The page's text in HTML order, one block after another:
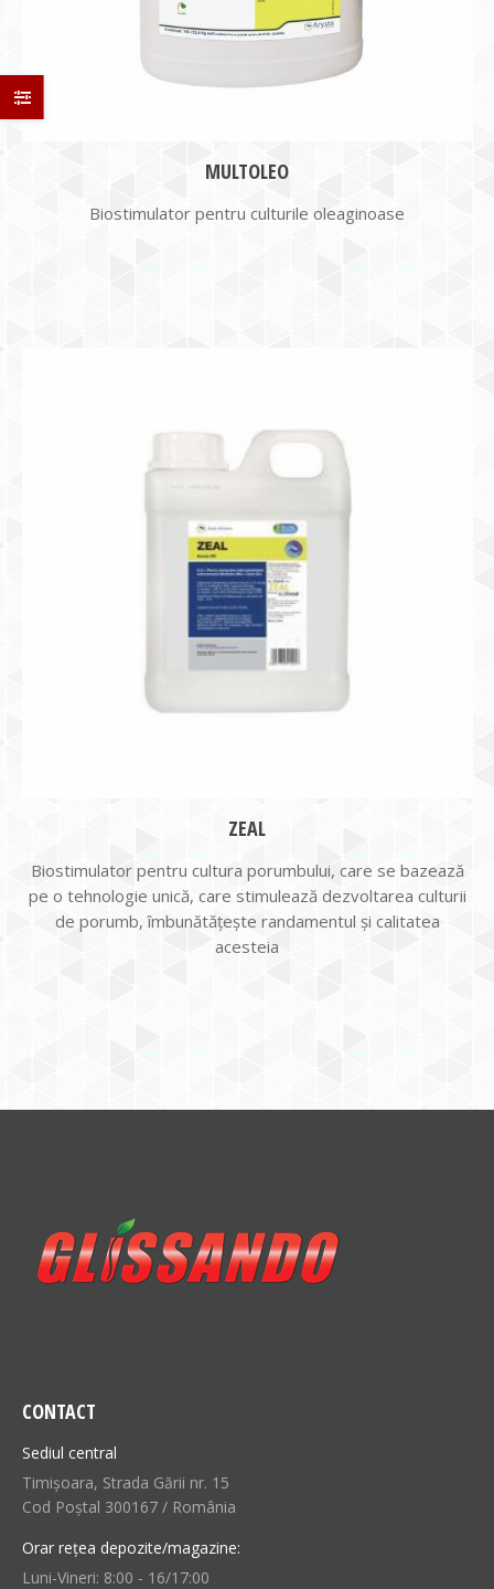
MULTOLEO
Biostimulator pentru culturile oleaginoase
ZEAL
Biostimulator pentru cultura porumbului, care se bazează
pe o tehnologie unică, care stimulează dezvoltarea culturii
de porumb, îmbunătățește randamentul și calitatea
acesteia
CONTACT
Sediul central
Timișoara, Strada Gării nr. 15
Cod Poștal 300167 / România
Orar rețea depozite/magazine:
Luni-Vineri: 8:00 - 16/17:00